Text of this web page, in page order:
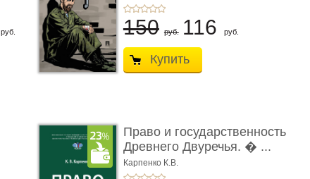
руб. 150 руб. 116 руб.
Купить
Право и государственность
Древнего Двуречья. � ...
Карпенко К.В.